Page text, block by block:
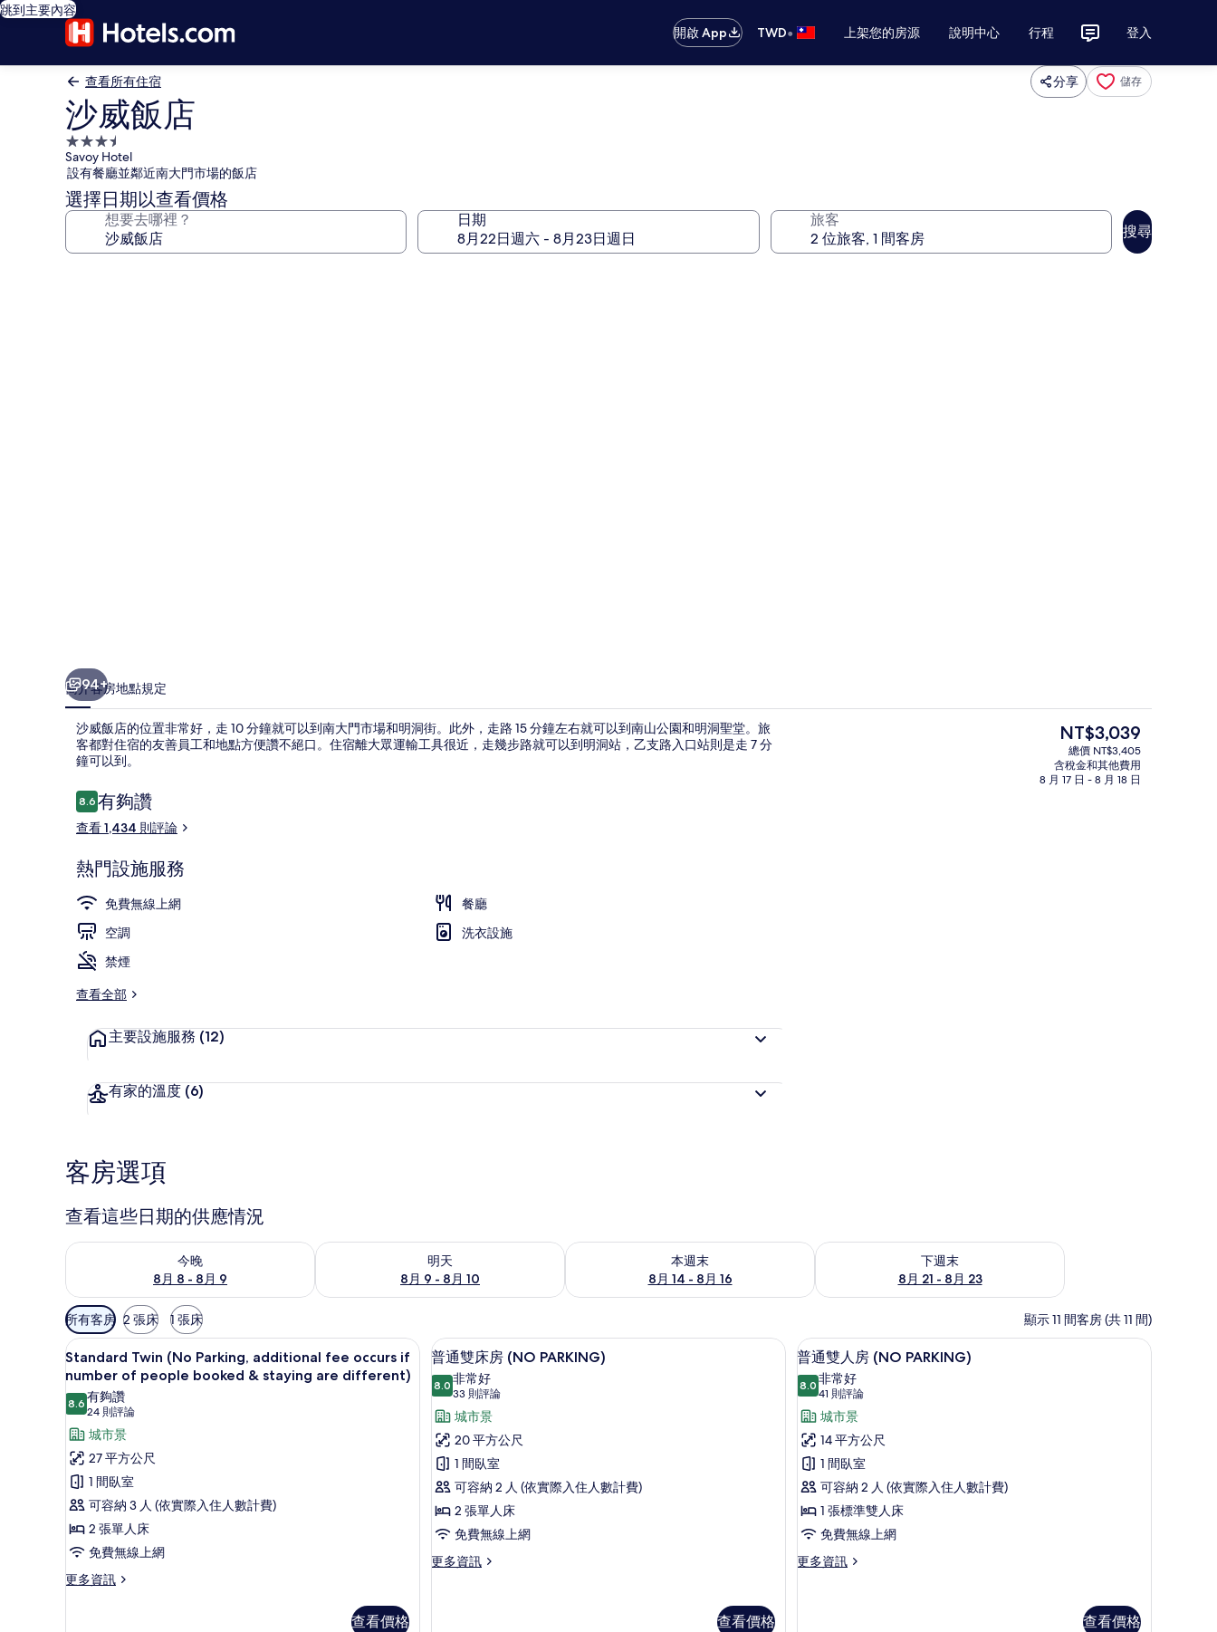
跳到主要內容
開啟 App
TWD• 上架您的房源 說明中心 行程 登入
查看所有住宿 分享 儲存
沙威飯店
3.5
星
級
住
宿
Savoy Hotel
設有餐廳並鄰近南大門市場的飯店
選擇日期以查看價格
想要去哪裡？ 日期 旅客
搜尋
94+
簡介客房地點規定
沙威飯店的位置非常好，走 10 分鐘就可以到南大門市場和明洞街。此外，走路 15 分鐘左右就可以到南山公園和明洞聖堂。旅
客都對住宿的友善員工和地點方便讚不絕口。住宿離大眾運輸工具很近，走幾步路就可以到明洞站，乙支路入口站則是走 7 分
鐘可以到。
評
論
8.68.6 分，滿分 10 分，
有夠讚
查看 1,434 則評論
熱門設施服務
免費無線上網
餐廳
空調
洗衣設施
禁煙
查看全部
主要設施服務 (12)
有家的溫度 (6)
目
前
的
價
NT$3,039
總價 NT$3,405
含稅金和其他費用
8 月 17 日 - 8 月 18 日
客房選項
查看這些日期的供應情況
今晚
8月 8 - 8月 9
查看今晚 (8月 8 - 8月 9) 的供應情況
明天
8月 9 - 8月 10
查看明天 (8月 9 - 8月 10) 的供應情況
本週末
8月 14 - 8月 16
查看本週末 (8月 14 - 8月 16) 的供應情況
下週末
8月 21 - 8月 23
查看下週末 (8月 21 - 8月 23) 的供應情況
可
用
的
客
房
篩
選
條
件
所有客房 2 張床 1 張床 顯示 11 間客房 (共 11 間)
顯
示
Standard
Twin
(No
Parking,
additional
fee
occurs
if
number
of
Standard Twin (No Parking, additional fee occurs if number of people booked & staying are different) | 2 間臥室、高級寢具、羽絨被、舒適加層
15
Standard Twin (No Parking, additional fee occurs if
number of people booked & staying are different)
8.68.6 分，滿分 10 分
有夠讚
24 則評論
(24
則
評
論)
城市景
27 平方公尺
1 間臥室
可容納 3 人 (依實際入住人數計費)
2 張單人床
免費無線上網
更多資訊
更
查看價格
顯
示
普
通
雙
床
房
(NO
PARKING)
的
普通雙床房 (NO PARKING) | 2 間臥室、高級寢具、羽絨被、舒適加層
15
普通雙床房 (NO PARKING)
8.08.0 分，滿分 10 分
非常好
33 則評論
(33
則
評
論)
城市景
20 平方公尺
1 間臥室
可容納 2 人 (依實際入住人數計費)
2 張單人床
免費無線上網
更多資訊
更
查看價格
顯
示
普
通
雙
人
房
(NO
PARKING)
的
普通雙人房 (NO PARKING) | 2 間臥室、高級
11
普通雙人房 (NO PARKING)
8.08.0 分，滿分 10 分
非常好
41 則評論
(41
則
評
論)
城市景
14 平方公尺
1 間臥室
可容納 2 人 (依實際入住人數計費)
1 張標準雙人床
免費無線上網
更多資訊
更
查看價格